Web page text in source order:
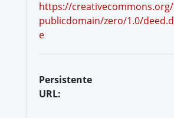
https://creativecommons.org/
publicdomain/zero/1.0/deed.d
e
Persistente
URL: